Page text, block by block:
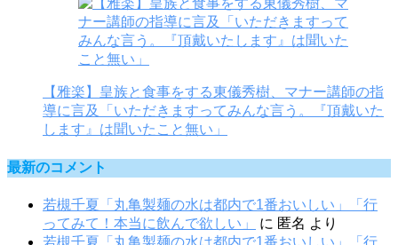
【雅楽】皇族と食事をする東儀秀樹、マナー講師の指
導に言及「いただきますってみんな言う。『頂戴いた
します』は聞いたこと無い」
最新のコメント
若槻千夏「丸亀製麺の水は都内で1番おいしい」「行
ってみて！本当に飲んで欲しい」
に 匿名 より
若槻千夏「丸亀製麺の水は都内で1番おいしい」「行